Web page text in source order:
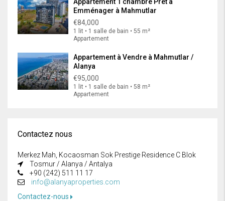
Emménager à Mahmutlar
€84,000
1 lit • 1 salle de bain • 55 m²
Appartement
Appartement à Vendre à Mahmutlar /
Alanya
€95,000
1 lit • 1 salle de bain • 58 m²
Appartement
Contactez nous
Merkez Mah, Kocaosman Sok Prestige Residence C Blok
Tosmur / Alanya / Antalya
+90 (242) 511 11 17
info@alanyaproperties.com
Contactez-nous